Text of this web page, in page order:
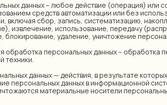
данных – любое действие (операция) или
средств автоматизации или без
включая сбор, запись, систематизацию,
извлечение, использование, передачу
блокирование, удаление, уничтожение
обработка персональных данных – обработка
техники.
данных — действия, в результате
персональных данных в информационной
материальные носители